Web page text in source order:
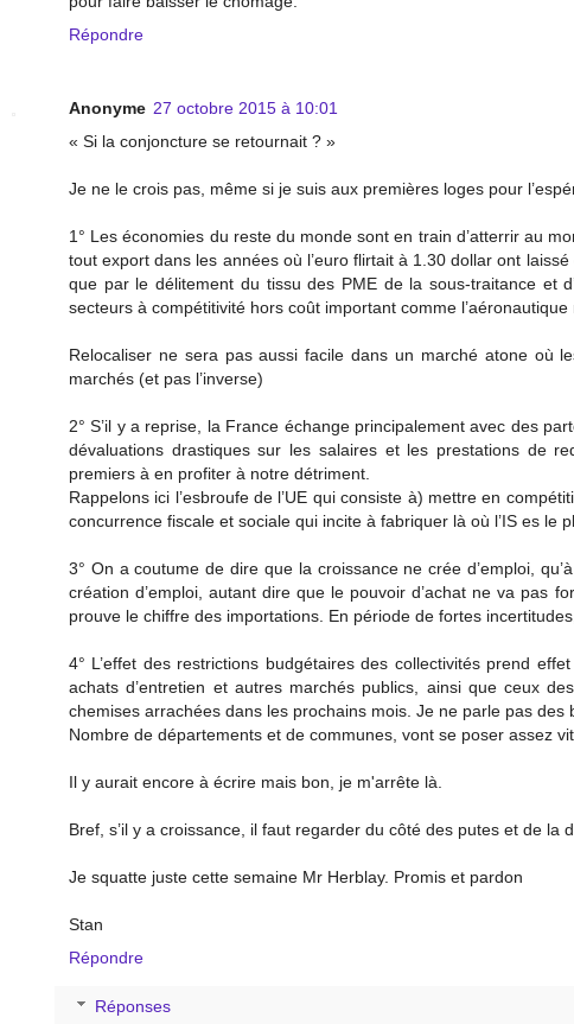
Répondre
Anonyme 27 octobre 2015 à 10:01
« Si la conjoncture se retournait ? »
Je ne le crois pas, même si je suis aux premières loges pour
1° Les économies du reste du monde sont en train d’atterrir au
tout export dans les années où l’euro flirtait à 1.30 dollar ont
que par le délitement du tissu des PME de la sous-traitance et
secteurs à compétitivité hors coût important comme
Relocaliser ne sera pas aussi facile dans un marché atone où
marchés (et pas l’inverse)
2° S’il y a reprise, la France échange principalement avec des
dévaluations drastiques sur les salaires et les prestations de
premiers à en profiter à notre détriment.
Rappelons ici l’esbroufe de l’UE qui consiste à) mettre en
concurrence fiscale et sociale qui incite à fabriquer là où l’IS es le
3° On a coutume de dire que la croissance ne crée d’emploi,
création d’emploi, autant dire que le pouvoir d’achat ne va pas
prouve le chiffre des importations. En période de fortes
4° L’effet des restrictions budgétaires des collectivités prend
achats d’entretien et autres marchés publics, ainsi que ceux
chemises arrachées dans les prochains mois. Je ne parle pas
Nombre de départements et de communes, vont se poser assez
Il y aurait encore à écrire mais bon, je m'arrête là.
Bref, s’il y a croissance, il faut regarder du côté des putes et de la
Je squatte juste cette semaine Mr Herblay. Promis et pardon
Stan
Répondre
Réponses